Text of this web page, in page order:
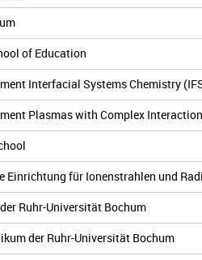
of Education
Interfacial Systems Chemistry
Plasmas with Complex
Einrichtung für Ionenstrahlen und
Ruhr-Universität Bochum
der Ruhr-Universität Bochum